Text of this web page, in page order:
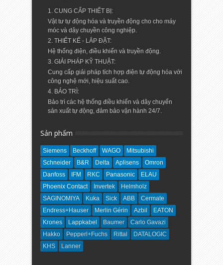
1. CUNG CẤP THIẾT BỊ:
Vật tư tự động hóa và truyền động cho cho máy
móc và dây chuyền công nghiệp.
2. THIẾT KẾ - LẮP ĐẶT:
Hệ thống điện, điều khiển và truyền động.
3. GIẢI PHÁP KỸ THUẬT:
Cung cấp giải pháp tích hợp điện tự động hóa với
công nghệ mới, hiệu suất cao.
4. BẢO TRÌ:
Bảo trì các hệ thống điều khiển và dây chuyển
sản xuất tự động, đảm bảo vận hành 24/7.
Sản phẩm
Siemens Beckhoff WAGO
Mitsubishi
Schneider
B&R Delta Aplisens
Omron
Danfoss
IFM RKC Panasonic
ELAU
Phoenix Contact
Invertek
Helmholz
SAGINOMIYA
Kuka Sick ABB
Cermate
Endress+Hauser
Merlin Gérin Azbil
EATON
Krones
Lappkabel Baumer
Carlo Gavazi
Hakko
Pepperl+Fuchs Rittal
DATALOGIC
KHS
Lanner